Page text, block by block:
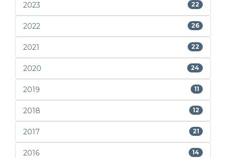
2023 22
2022 26
2021 22
2020 24
2019 11
2018 12
2017 21
2016 14